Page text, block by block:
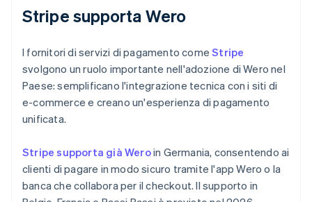
Stripe supporta Wero
I fornitori di servizi di pagamento comeStripe
svolgono un ruolo importante nell'adozione di Wero nel
Paese: semplificano l'integrazione tecnica con i siti di
e-commerce e creano un'esperienza di pagamento
unificata.
Stripe supporta già Weroin Germania, consentendo ai
clienti di pagare in modo sicuro tramite l'app Wero o la
banca che collabora per il checkout. Il supporto in